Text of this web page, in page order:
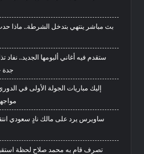
بث مباشر ينتهي بتدخل الشرطة.. ماذا
ستقدم فيه أغاني ألبومها الجديد.. نفاد
جدة
إليك مباريات الجولة الأولى في
ساويرس يرد على مالك نادٍ سعودي
تصرف قام به محمد صلاح لحظة